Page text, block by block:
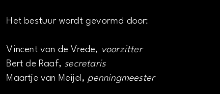
Het bestuur wordt gevormd door:
Vincent van de Vrede, voorzitter
Bert de Raaf, secretaris
Maartje van Meijel, penningmeester